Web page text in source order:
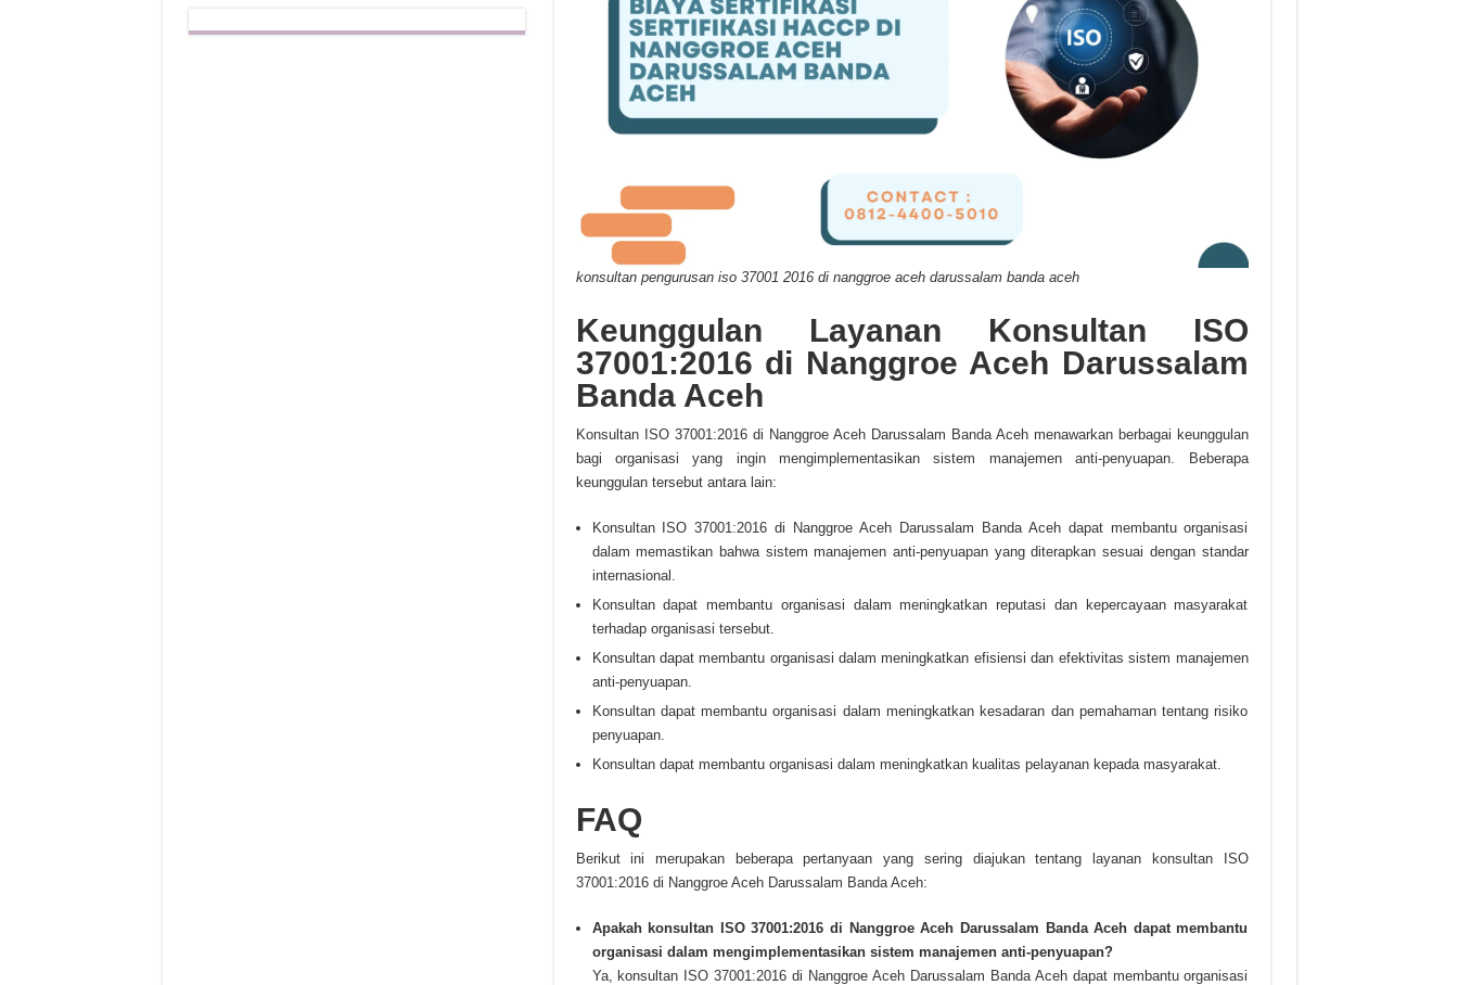
konsultan pengurusan iso 37001 2016 di nanggroe aceh darussalam banda aceh
Keunggulan Layanan Konsultan ISO
37001:2016 di Nanggroe Aceh Darussalam
Banda Aceh
Konsultan ISO 37001:2016 di Nanggroe Aceh Darussalam Banda Aceh menawarkan berbagai keunggulan
bagi organisasi yang ingin mengimplementasikan sistem manajemen anti-penyuapan. Beberapa
keunggulan tersebut antara lain:
Konsultan ISO 37001:2016 di Nanggroe Aceh Darussalam Banda Aceh dapat membantu organisasi
dalam memastikan bahwa sistem manajemen anti-penyuapan yang diterapkan sesuai dengan standar
internasional.
Konsultan dapat membantu organisasi dalam meningkatkan reputasi dan kepercayaan masyarakat
terhadap organisasi tersebut.
Konsultan dapat membantu organisasi dalam meningkatkan efisiensi dan efektivitas sistem manajemen
anti-penyuapan.
Konsultan dapat membantu organisasi dalam meningkatkan kesadaran dan pemahaman tentang risiko
penyuapan.
Konsultan dapat membantu organisasi dalam meningkatkan kualitas pelayanan kepada masyarakat.
FAQ
Berikut ini merupakan beberapa pertanyaan yang sering diajukan tentang layanan konsultan ISO
37001:2016 di Nanggroe Aceh Darussalam Banda Aceh:
Apakah konsultan ISO 37001:2016 di Nanggroe Aceh Darussalam Banda Aceh dapat membantu
organisasi dalam mengimplementasikan sistem manajemen anti-penyuapan?
Ya, konsultan ISO 37001:2016 di Nanggroe Aceh Darussalam Banda Aceh dapat membantu organisasi